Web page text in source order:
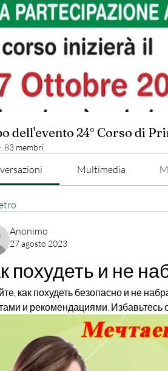
dell'evento 24° Corso di
· 83 membri
Multimedia
Anonimo
27 agosto 2023
похудеть и не
как похудеть безопасно и не
и рекомендациями. Избавьтесь